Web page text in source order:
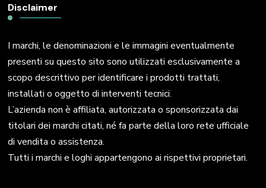
Disclaimer
I marchi, le denominazioni e le immagini eventualmente
presenti su questo sito sono utilizzati esclusivamente a
scopo descrittivo per identificare i prodotti trattati,
installati o oggetto di interventi tecnici.
L’azienda non è affiliata, autorizzata o sponsorizzata dai
titolari dei marchi citati, né fa parte della loro rete ufficiale
di vendita o assistenza.
Tutti i marchi e loghi appartengono ai rispettivi proprietari.